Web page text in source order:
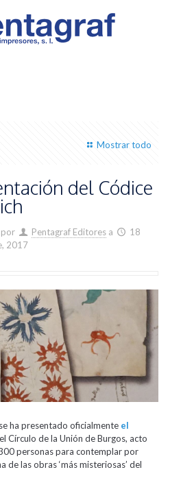
Mostrar todo
del Códice
Pentagraf Editores a
18
2017
ha presentado oficialmente el
Círculo de la Unión de Burgos, acto
personas para contemplar por
de las obras ‘más misteriosas’ del